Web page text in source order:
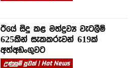
ඊයේ සිදු කළ මත්ද්‍රව්‍ය වැටලීම්
625කින් සැකකරුවන් 619ක්
අත්අඩංගුවට
උණුසුම් පුවත් | Hot News